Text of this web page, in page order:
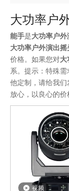
大功率户
能手是大功率户
大功率户外演出摇
价格。如果您对大
系。提示：特殊
他定制，请给我
放心，以良心的价
视频